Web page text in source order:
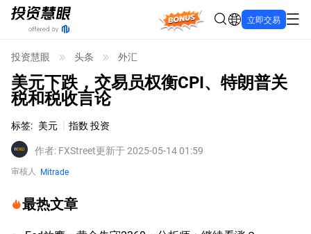
Bonus 立即交易
投资慧眼 头条 外汇
美元下跌，交易员权衡CPI、特朗普关
税和税收言论
标签: 美元
指数 投资
作者: FXStreet更新于 2025-05-14 01:59
审核人 Mitrade
最热文章